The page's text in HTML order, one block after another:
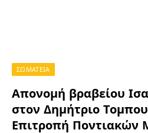
ΣΩΜΑΤΕΙΑ
Απονομή βραβείου
στον Δημήτριο
Επιτροπή Ποντιακών